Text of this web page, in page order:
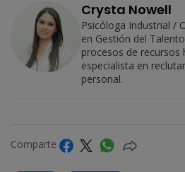
Crysta Nowell
Psicóloga Industrial /
en Gestión del
procesos de recursos
especialista en
personal.
Comparte